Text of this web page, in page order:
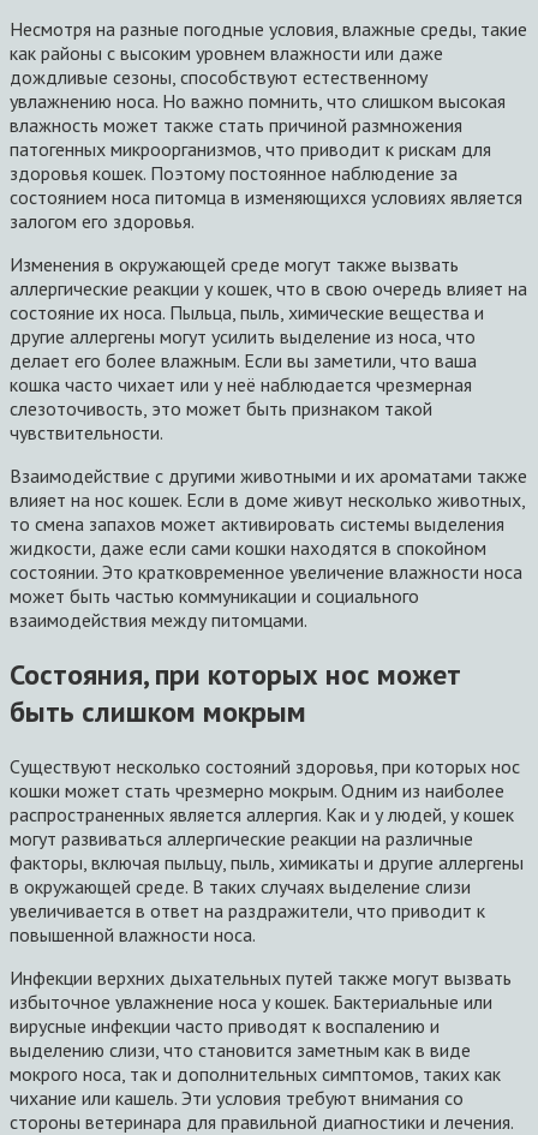
Несмотря на разные погодные условия, влажные среды, такие
как районы с высоким уровнем влажности или даже
дождливые сезоны, способствуют естественному
увлажнению носа. Но важно помнить, что слишком высокая
влажность может также стать причиной размножения
патогенных микроорганизмов, что приводит к рискам для
здоровья кошек. Поэтому постоянное наблюдение за
состоянием носа питомца в изменяющихся условиях является
залогом его здоровья.
Изменения в окружающей среде могут также вызвать
аллергические реакции у кошек, что в свою очередь влияет на
состояние их носа. Пыльца, пыль, химические вещества и
другие аллергены могут усилить выделение из носа, что
делает его более влажным. Если вы заметили, что ваша
кошка часто чихает или у неё наблюдается чрезмерная
слезоточивость, это может быть признаком такой
чувствительности.
Взаимодействие с другими животными и их ароматами также
влияет на нос кошек. Если в доме живут несколько животных,
то смена запахов может активировать системы выделения
жидкости, даже если сами кошки находятся в спокойном
состоянии. Это кратковременное увеличение влажности носа
может быть частью коммуникации и социального
взаимодействия между питомцами.
Состояния, при которых нос может
быть слишком мокрым
Существуют несколько состояний здоровья, при которых нос
кошки может стать чрезмерно мокрым. Одним из наиболее
распространенных является аллергия. Как и у людей, у кошек
могут развиваться аллергические реакции на различные
факторы, включая пыльцу, пыль, химикаты и другие аллергены
в окружающей среде. В таких случаях выделение слизи
увеличивается в ответ на раздражители, что приводит к
повышенной влажности носа.
Инфекции верхних дыхательных путей также могут вызвать
избыточное увлажнение носа у кошек. Бактериальные или
вирусные инфекции часто приводят к воспалению и
выделению слизи, что становится заметным как в виде
мокрого носа, так и дополнительных симптомов, таких как
чихание или кашель. Эти условия требуют внимания со
стороны ветеринара для правильной диагностики и лечения.